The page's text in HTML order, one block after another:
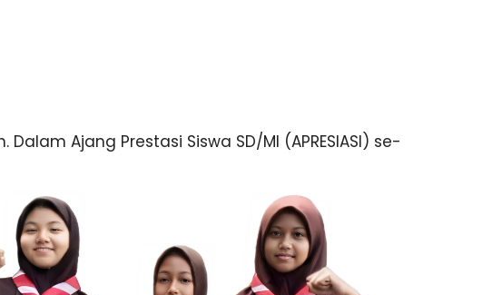
Ajang Prestasi Siswa SD/MI (APRESIASI) se-